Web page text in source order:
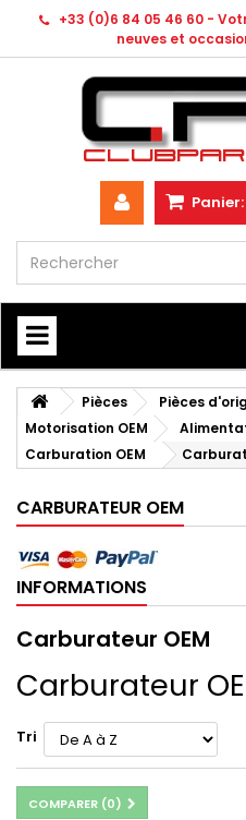
+33 (0)6 84 05 46 60 -
neuves et
Panier:
Pièces
Pièces
Motorisation OEM
Carburation OEM
CARBURATEUR OEM
INFORMATIONS
Carburateur OEM
Carburateur
Tri
COMPARER (0)